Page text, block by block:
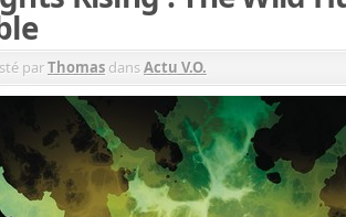
parThomas dansActu V.O.